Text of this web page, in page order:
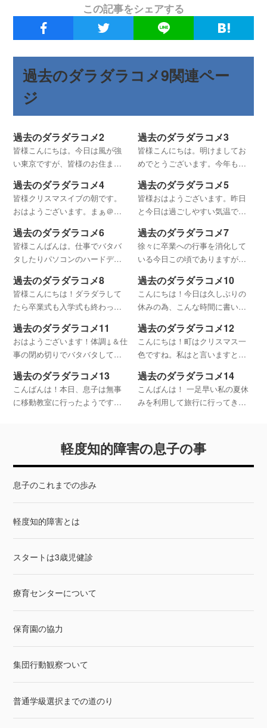
この記事をシェアする
過去のダラダラコメ9関連ペー
ジ
過去のダラダラコメ2
皆様こんにちは。今日は風が強
い東京ですが、皆様のお住まい
うか。 先週の8日から休み明けの
登校となりました子供達です
が、ブログの方にも書きました
が、 やはり我が家の話題は
過去のダラダラコメ3
皆様こんにちは。明けましてお
めでとうございます。今年も当
す。 今年、保育園や幼稚園、小
学校や中学校、高校に入園や入
学するお子さんがいる方もたく
さんいると思います。
過去のダラダラコメ4
皆様クリスマスイブの朝です。
おはようございます。まぁ＠父
すが、 今年の息子のサンタさん
への願いです。笑 ホントはもっ
と漢字で書けるのですが、 サン
過去のダラダラコメ5
皆様おはようございます。昨日
と今日は過ごしやすい気温で、
ことであります。笑 19日の緊急
保護者会は夜7時開始で終わった
のが9時くらいだったようです。
（学校は基本21時まで
過去のダラダラコメ6
皆様こんばんは。仕事でバタバ
タしたりパソコンのハードディ
ち着かない日々を過ごしていま
したが、皆様は落ち着いた日々
でしょうか？^^;（ちょっとまだ
まだバタバタしそうですが・・
過去のダラダラコメ7
徐々に卒業への行事を消化して
いる今日この頃でありますが、
となります。色々とありました
が、その全ては息子が六年生に
なってからのことだけです。
（笑）ちょっとあり過ぎて、支
援
過去のダラダラコメ8
皆様こんにちは！ダラダラして
たら卒業式も入学式も終わって
本日二回目の更新で入学式のこ
となんかを少々・・・笑 昨日、
無事に入学式を迎えることがで
きましたよ。予定通り支援
過去のダラダラコメ10
こんにちは！今日は久しぶりの
休みの為、こんな時間に書いて
こにきまして支援級内が騒がし
くなってきたようです。」って
書きましたが、その状況は今も
変わっていませんねぇ。笑
過去のダラダラコメ11
おはようございます！体調↓＆仕
事の閉め切りでバタバタしてい
サイトに書くネタがないなぁな
んて思ってた今秋でしたが、ネ
タありましたよ。笑うーん、残
過去のダラダラコメ12
こんにちは！町はクリスマス一
色ですね。私はと言いますと、
マスって感じではありませんね
ぇ。苦笑 今日は嫁と娘が本日公
開のイナズマイレブンの3Ｄ映画
過去のダラダラコメ13
こんばんは！本日、息子は無事
に移動教室に行ったようです
教室であります。 とにかく怪我
もなく、楽しんで過ごして帰っ
てきてくれたら、それで
過去のダラダラコメ14
こんばんは！ 一足早い私の夏休
みを利用して旅行に行ってきた
しい雷雨に海水浴を諦めようか
と思ったけど、 7時前に雨があが
ったので、
軽度知的障害の息子の事
息子のこれまでの歩み
軽度知的障害とは
スタートは3歳児健診
療育センターについて
保育園の協力
集団行動観察ついて
普通学級選択までの道のり